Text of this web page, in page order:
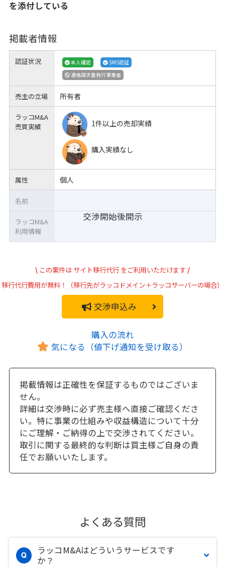
を添付している
掲載者情報
認証状況 本人確認
SMS認証
適格請求書発行事業者
売主の立場 所有者
ラッコM&A
売買実績
1件以上の売却実績
購入実績なし
属性 個人
交渉開始後開示
名前
ラッコM&A
利用情報
\ この案件は サイト移行代行 をご利用いただけます /
移行代行費用が無料！（移行先がラッコドメイン＋ラッコサーバーの場合）
交渉申込み
購入の流れ
気になる（値下げ通知を受け取る）
掲載情報は正確性を保証するものではございま
せん。
詳細は交渉時に必ず売主様へ直接ご確認くださ
い。特に事業の仕組みや収益構造について十分
にご理解・ご納得の上で交渉されてください。
取引に関する最終的な判断は買主様ご自身の責
任でお願いいたします。
よくある質問
ラッコM&Aはどういうサービスです
か？